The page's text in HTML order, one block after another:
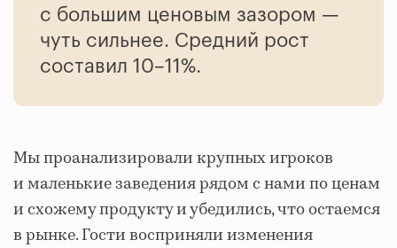
с большим ценовым зазором —
чуть сильнее. Средний рост
составил 10–11%.
Мы проанализировали крупных игроков
и маленькие заведения рядом с нами по ценам
и схожему продукту и убедились, что остаемся
в рынке. Гости восприняли изменения